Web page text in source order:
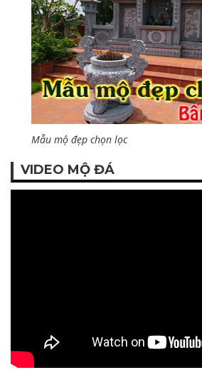
Mẫu mộ đẹp chọn lọc
VIDEO MỘ ĐÁ